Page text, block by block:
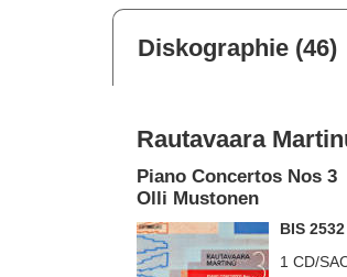
Diskographie (46)
Rautavaara
Piano Concertos Nos 3
Olli Mustonen
BIS 2532
1 CD/